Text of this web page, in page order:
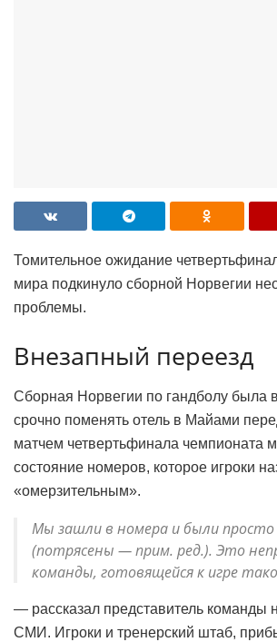
Томительное ожидание
мира подкинуло сборной Норвегии
проблемы.
Внезапный переезд
Сборная Норвегии по гандболу была
срочно поменять отель в Майами
матчем четвертьфинала чемпионата
состояние номеров, которое игроки
«омерзительным».
Мы зашли в номера и были просто
(потрясены — прим. ред.). Это
команды, готовящейся к игре
— рассказал представитель команды
СМИ. Игроки и тренерский штаб,